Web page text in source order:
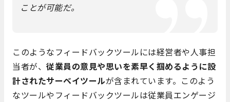
ことが可能だ。
このようなフィードバックツールには経営者や人事担
当者が、 従業員の意見や思いを素早く掴めるように設
計されたサーベイツールが含まれています。このよう
なツールやフィードバックツールは従業員エンゲージ